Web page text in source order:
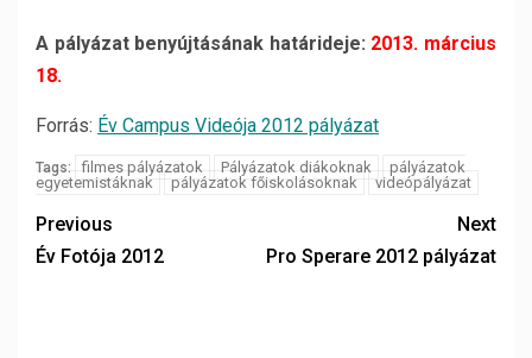
A pályázat benyújtásának határideje: 2013. március
18.
Forrás: Év Campus Videója 2012 pályázat
Tags: filmes pályázatok Pályázatok diákoknak
pályázatok
egyetemistáknak
pályázatok főiskolásoknak videópályázat
Previous
Év Fotója 2012
Next
Pro Sperare 2012 pályázat